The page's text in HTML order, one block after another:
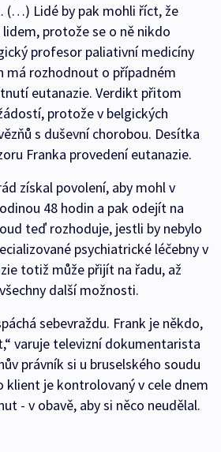
(…) Lidé by pak mohli říct, že
protože se o ně nikdo
profesor paliativní medicíny
má rozhodnout o případném
eutanazie. Verdikt přitom
protože v belgických
s duševní chorobou. Desítka
Franka provedení eutanazie.
získal povolení, aby mohl v
48 hodin a pak odejít na
teď rozhoduje, jestli by nebylo
psychiatrické léčebny v
totiž může přijít na řadu, až
další možnosti.
sebevraždu. Frank je někdo,
varuje televizní dokumentarista
právník si u bruselského soudu
klient je kontrolovaný v cele dnem
- v obavě, aby si něco neudělal.